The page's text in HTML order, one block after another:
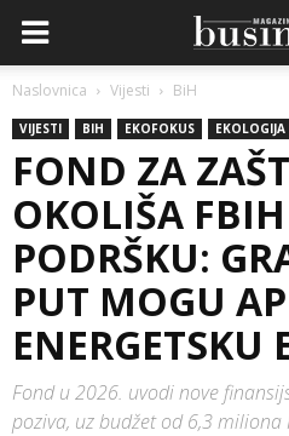
Naslovnica Vijesti BiH
VIJESTI BIH EKOFOKUS EKOLOGIJA
FOND ZA
OKOLIŠA
PODRŠKU:
PUT MOGU
ENERGETSKU
Fond u 2026. uvodi nove
poziva, uz budžet od 6,3 miliona